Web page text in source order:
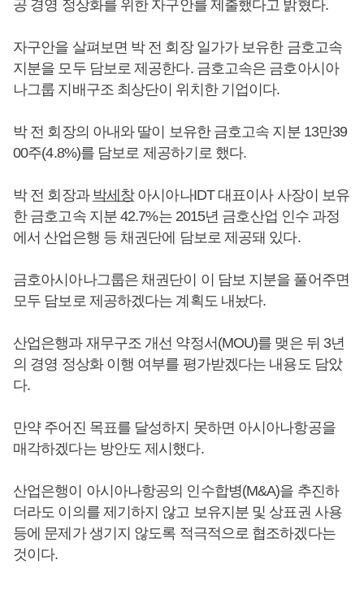
공 경영 정상화를 위한 자구안를 제출했다고 밝혔다.
자구안을 살펴보면 박 전 회장 일가가 보유한 금호고속
지분을 모두 담보로 제공한다. 금호고속은 금호아시아
나그룹 지배구조 최상단이 위치한 기업이다.
박 전 회장의 아내와 딸이 보유한 금호고속 지분 13만39
00주(4.8%)를 담보로 제공하기로 했다.
박 전 회장과 박세창아시아나IDT 대표이사 사장이 보유
한 금호고속 지분 42.7%는 2015년 금호산업 인수 과정
에서 산업은행 등 채권단에 담보로 제공돼 있다.
금호아시아나그룹은 채권단이 이 담보 지분을 풀어주면
모두 담보로 제공하겠다는 계획도 내놨다.
산업은행과 재무구조 개선 약정서(MOU)를 맺은 뒤 3년
의 경영 정상화 이행 여부를 평가받겠다는 내용도 담았
다.
만약 주어진 목표를 달성하지 못하면 아시아나항공을
매각하겠다는 방안도 제시했다.
산업은행이 아시아나항공의 인수합병(M&A)을 추진하
더라도 이의를 제기하지 않고 보유지분 및 상표권 사용
등에 문제가 생기지 않도록 적극적으로 협조하겠다는
것이다.